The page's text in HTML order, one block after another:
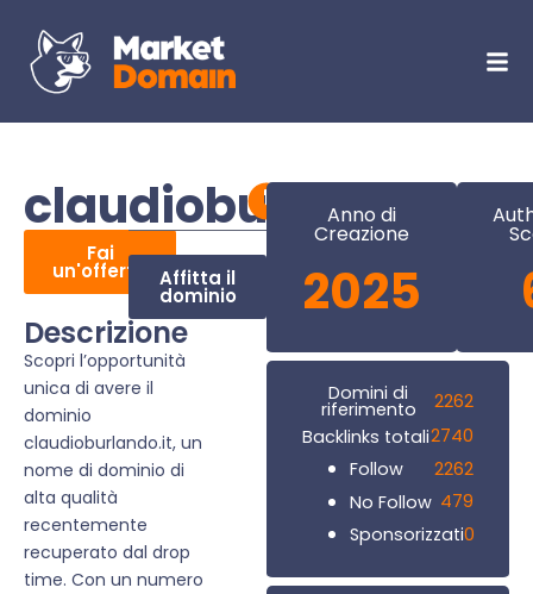
claudioburlando.it
Fai
un'offerta Affitta il
dominio
Descrizione
Scopri l’opportunità
unica di avere il
dominio
claudioburlando.it, un
nome di dominio di
alta qualità
recentemente
recuperato dal drop
time. Con un numero
Anno di
Creazione
2025
Domini di
riferimento
2262
Backlinks totali2740
Follow
2262
No Follow 479
Sponsorizzati0